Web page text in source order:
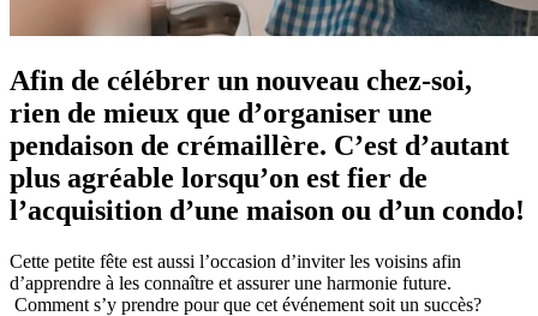
Afin de célébrer un nouveau chez-soi,
rien de mieux que d’organiser une
pendaison de crémaillère. C’est d’autant
plus agréable lorsqu’on est fier de
l’acquisition d’une maison ou d’un condo!
Cette petite fête est aussi l’occasion d’inviter les voisins afin
d’apprendre à les connaître et assurer une harmonie future.
Comment s’y prendre pour que cet événement soit un succès?